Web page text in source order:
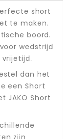
short
te maken.
boord.
wedstrijd
dan het
een Short
JAKO Short